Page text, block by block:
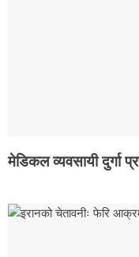
मेडिकल व्यवसायी दुर्गा